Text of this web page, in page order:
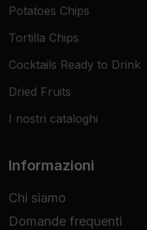
Potatoes Chips
Tortilla Chips
Cocktails Ready to Drink
Dried Fruits
I nostri cataloghi
Informazioni
Chi siamo
Domande frequenti